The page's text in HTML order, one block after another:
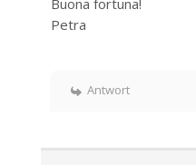
Buona fortuna!
Petra
Antwort